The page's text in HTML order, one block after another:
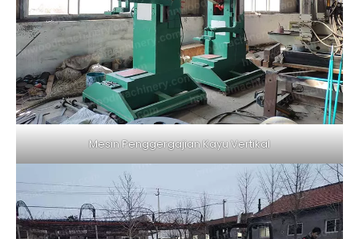
Mesin Penggergajian Kayu Vertikal